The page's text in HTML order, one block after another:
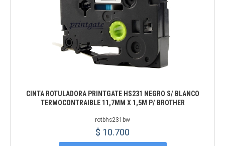
CINTA ROTULADORA PRINTGATE HS231 NEGRO S/ BLANCO
TERMOCONTRAIBLE 11,7MM X 1,5M P/ BROTHER
rotbhs231bw
$ 10.700